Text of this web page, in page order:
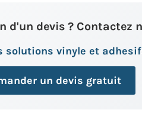
d'un devis ? Contactez
solutions vinyle et
un devis gratuit